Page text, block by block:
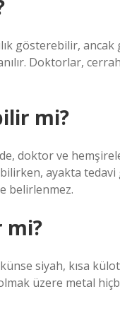
gösterebilir, ancak
Doktorlar,
mi?
doktor ve
ayakta
belirlenmez.
mi?
siyah, kısa
üzere metal